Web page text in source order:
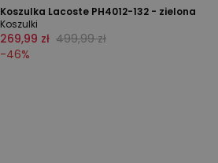
Koszulka Lacoste PH4012-132 - zielona
Koszulki
269,99 zł 499,99 zł
-46%